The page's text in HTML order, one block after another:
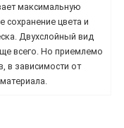
максимальную
сохранение цвета и
Двухслойный вид
всего. Но приемлемо
в зависимости от